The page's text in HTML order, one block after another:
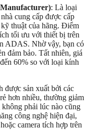
: Là loại
cung cấp được cấp
thuật của hãng. Điểm
tối ưu với thiết bị trên
ADAS. Nhờ vậy, bạn có
đảm bảo. Tất nhiên, giá
60% so với loại kính
được sản xuất bởi các
hơn nhiều, thường giảm
phải lúc nào cũng
công nghệ hiện đại,
camera tích hợp trên